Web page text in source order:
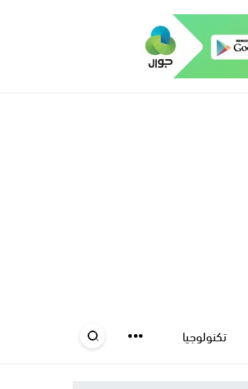
تكنولوجيا